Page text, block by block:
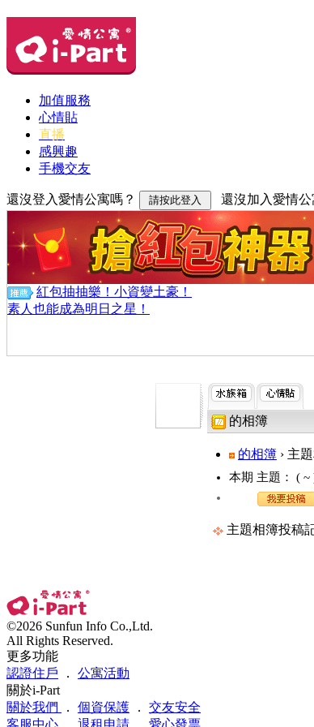
加值服務
心情貼
直播
感興趣
手機交友
還沒登入愛情公寓嗎？ 還沒加入愛情公
紅包抽抽樂！小資變土豪！
素人也能成為明日之星！
的相簿
的相簿 › 主
本期 主題： ( ~
主題相簿投稿
©2026 Sunfun Info Co.,Ltd.
All Rights Reserved.
更多功能
認證住戶 ． 公寓活動
關於i-Part
關於我們
． 個資保護 ． 交友安全
客服中心
退租申請 愛心發票